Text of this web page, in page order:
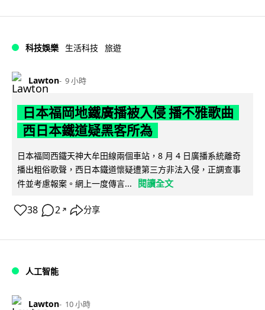
科技娛樂 生活科技 旅遊
Lawton 9 小時
日本福岡地鐵廣播被入侵 播不雅歌曲
西日本鐵道疑黑客所為
日本福岡西鐵天神大牟田線兩個車站，8 月 4 日廣播系統離奇
播出粗俗歌聲，西日本鐵道懷疑遭第三方非法入侵，正調查事
件並考慮報案。網上一度傳言...
閱讀全文
38 2 ↗ 分享
人工智能
Lawton 10 小時